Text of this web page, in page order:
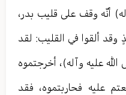
أنّه وقف على قليب بدر،
وقد ألقوا في القليب: لقد
عليه وآله)، أخرجتموه
عليه فحاربتموه، فقد